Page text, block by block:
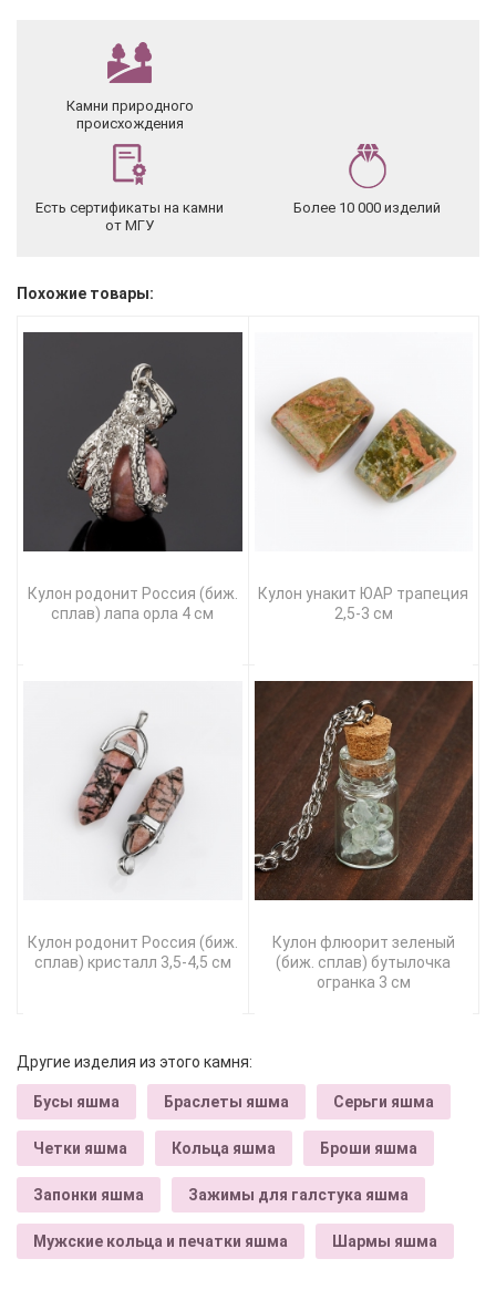
Камни природного
происхождения
Есть сертификаты на камни
от МГУ
Более 10 000 изделий
Похожие товары:
Кулон родонит Россия (биж.
сплав) лапа орла 4 см
Кулон унакит ЮАР трапеция
2,5-3 см
Кулон родонит Россия (биж.
сплав) кристалл 3,5-4,5 см
Кулон флюорит зеленый
(биж. сплав) бутылочка
огранка 3 см
Другие изделия из этого камня:
Бусы яшма Браслеты яшма Серьги яшма
Четки яшма Кольца яшма Броши яшма
Запонки яшма Зажимы для галстука яшма
Мужские кольца и печатки яшма Шармы яшма